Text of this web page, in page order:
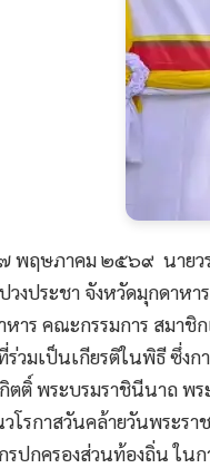
พฤษภาคม ๒๕๖๙ นายว
วงประชา จังหวัดมุกดา
าร คณะกรรมการ สมา
มเป็นเกียรติในพิธี ซึ่งก
ตติ์ พระบรมราชินีนาถ
วโรกาสวันคล้ายวันพระ
รปกครองส่วนท้องถิ่น ใน